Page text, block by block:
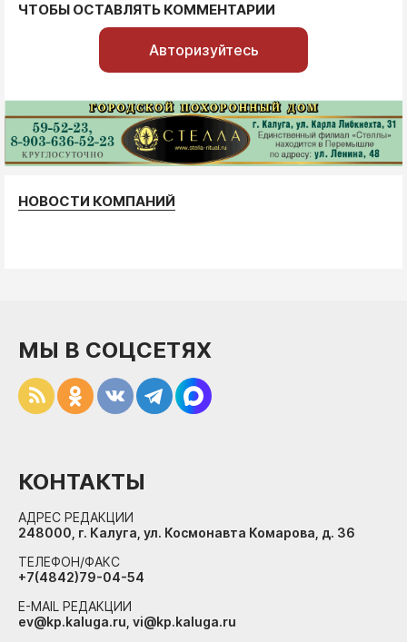
ЧТОБЫ ОСТАВЛЯТЬ КОММЕНТАРИИ
Авторизуйтесь
НОВОСТИ КОМПАНИЙ
МЫ В СОЦСЕТЯХ
КОНТАКТЫ
АДРЕС РЕДАКЦИИ
248000, г. Калуга, ул. Космонавта Комарова, д. 36
ТЕЛЕФОН/ФАКС
+7(4842)79-04-54
E-MAIL РЕДАКЦИИ
ev@kp.kaluga.ru, vi@kp.kaluga.ru